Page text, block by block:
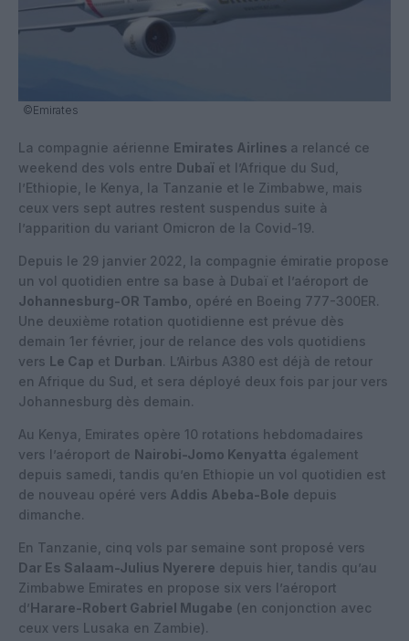
©Emirates
La compagnie aérienne Emirates Airlines a relancé ce
weekend des vols entre Dubaï et l’Afrique du Sud,
l’Ethiopie, le Kenya, la Tanzanie et le Zimbabwe, mais
ceux vers sept autres restent suspendus suite à
l’apparition du variant Omicron de la Covid-19.
Depuis le 29 janvier 2022, la compagnie émiratie propose
un vol quotidien entre sa base à Dubaï et l’aéroport de
Johannesburg-OR Tambo , opéré en Boeing 777-300ER.
Une deuxième rotation quotidienne est prévue dès
demain 1er février, jour de relance des vols quotidiens
vers Le Cap et Durban. L’Airbus A380 est déjà de retour
en Afrique du Sud, et sera déployé deux fois par jour vers
Johannesburg dès demain.
Au Kenya, Emirates opère 10 rotations hebdomadaires
vers l’aéroport de Nairobi-Jomo Kenyatta également
depuis samedi, tandis qu’en Ethiopie un vol quotidien est
de nouveau opéré vers Addis Abeba-Bole depuis
dimanche.
En Tanzanie, cinq vols par semaine sont proposé vers
Dar Es Salaam-Julius Nyerere depuis hier, tandis qu’au
Zimbabwe Emirates en propose six vers l’aéroport
d’Harare-Robert Gabriel Mugabe (en conjonction avec
ceux vers Lusaka en Zambie).